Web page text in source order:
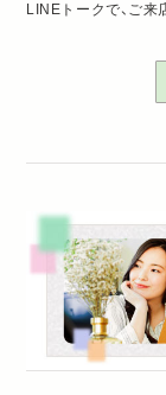
LINEトークで、ご来